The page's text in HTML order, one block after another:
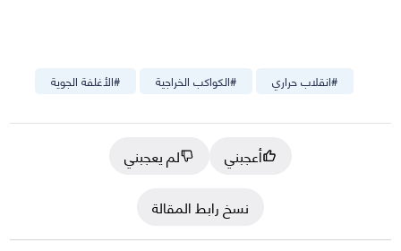
#الأغلفة الجوية #الكواكب الخراجية #انقلاب حراري
أعجبني
لم يعجبني
نسخ رابط المقالة